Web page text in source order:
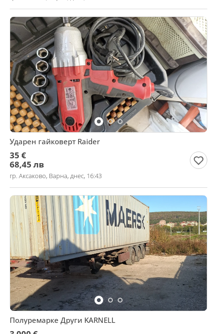
Ударен гайковерт Raider
35 €
68,45 лв
гр. Аксаково, Варна, днес, 16:43
Полуремарке Други KARNELL